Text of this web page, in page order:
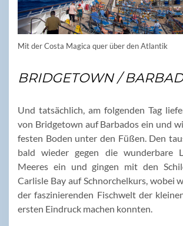
Mit der Costa Magica quer über den Atlantik
BRIDGETOWN /
Und tatsächlich, am folgenden Tag
von Bridgetown auf Barbados ein und
festen Boden unter den Füßen. Den
bald wieder gegen die wunderbare
Meeres ein und gingen mit den
Carlisle Bay auf Schnorchelkurs, wobei
der faszinierenden Fischwelt der
ersten Eindruck machen konnten.